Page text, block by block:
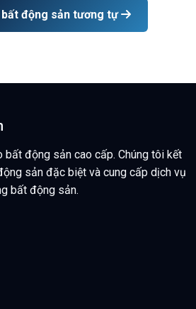
động sản tương tự
bất động sản cao cấp. Chúng tôi kết
sản đặc biệt và cung cấp dịch vụ
bất động sản.